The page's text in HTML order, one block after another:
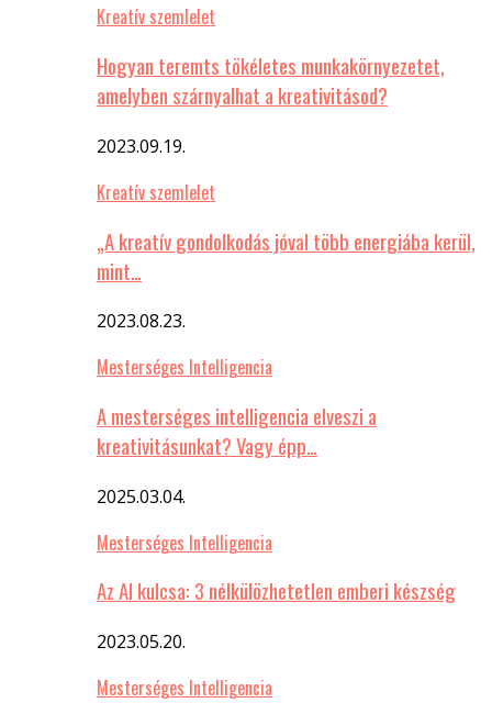
Kreatív szemlelet
Hogyan teremts tökéletes munkakörnyezetet,
amelyben szárnyalhat a kreativitásod?
2023.09.19.
Kreatív szemlelet
„A kreatív gondolkodás jóval több energiába kerül,
mint…
2023.08.23.
Mesterséges Intelligencia
A mesterséges intelligencia elveszi a
kreativitásunkat? Vagy épp…
2025.03.04.
Mesterséges Intelligencia
Az AI kulcsa: 3 nélkülözhetetlen emberi készség
2023.05.20.
Mesterséges Intelligencia